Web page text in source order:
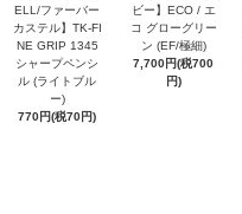
ELL/ファーバー
カステル】TK-FI
NE GRIP 1345
シャープペンシ
ル (ライトブル
ー)
770円(税70円)
ビー】ECO / エ
コ グローグリー
ン (EF/極細)
7,700円(税700
円)